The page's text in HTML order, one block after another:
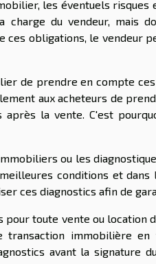
les éventuels risques
du vendeur, mais
ces obligations, le vendeur
de prendre en compte
aux acheteurs de
la vente. C'est
ou les
conditions et
ces diagnostics afin de
toute vente ou location
immobilière en
avant la signature